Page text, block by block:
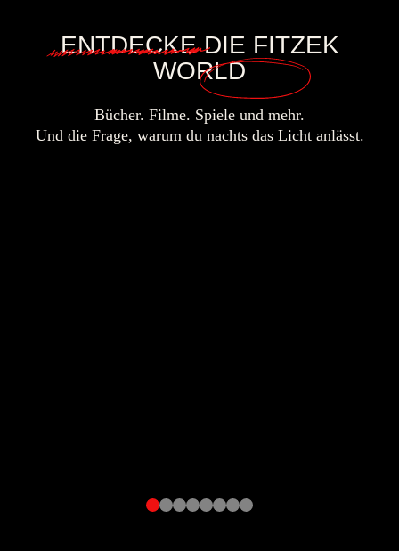
ENTDECKEDIE FITZEK
WORLD
Bücher. Filme. Spiele und mehr.
Und die Frage, warum du nachts das Licht anlässt.